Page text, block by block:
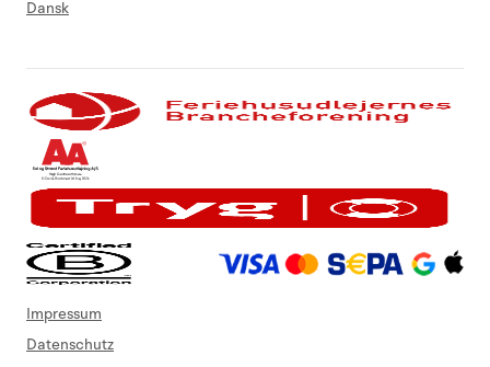
Dansk
Impressum
Datenschutz